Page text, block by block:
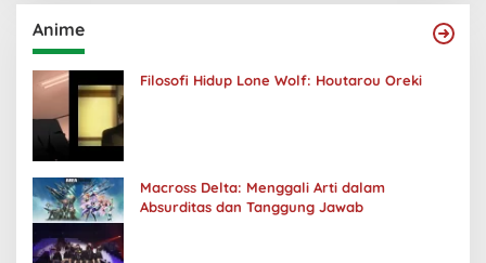
Anime
Filosofi Hidup Lone Wolf: Houtarou Oreki
Macross Delta: Menggali Arti dalam
Absurditas dan Tanggung Jawab